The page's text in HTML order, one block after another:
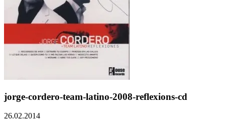
jorge-cordero-team-latino-2008-reflexions-cd
26.02.2014